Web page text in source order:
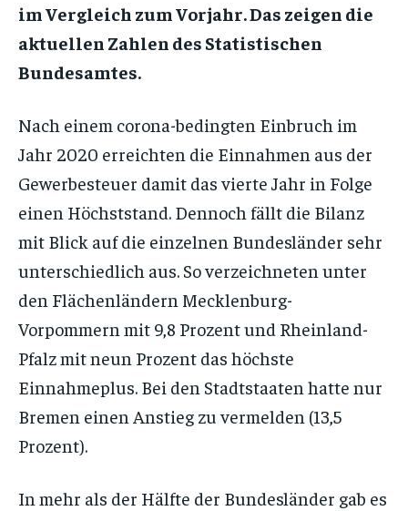
im Vergleich zum Vorjahr. Das zeigen die
aktuellen Zahlen des Statistischen
Bundesamtes.
Nach einem corona-bedingten Einbruch im
Jahr 2020 erreichten die Einnahmen aus der
Gewerbesteuer damit das vierte Jahr in Folge
einen Höchststand. Dennoch fällt die Bilanz
mit Blick auf die einzelnen Bundesländer sehr
unterschiedlich aus. So verzeichneten unter
den Flächenländern Mecklenburg-
Vorpommern mit 9,8 Prozent und Rheinland-
Pfalz mit neun Prozent das höchste
Einnahmeplus. Bei den Stadtstaaten hatte nur
Bremen einen Anstieg zu vermelden (13,5
Prozent).
In mehr als der Hälfte der Bundesländer gab es